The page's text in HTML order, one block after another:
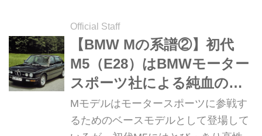
Official Staff
【BMW Mの系譜②】初代
M5（E28）はBMWモーター
スポーツ社による純血のM
モデルだった
Mモデルはモータースポーツに参戦す
るためのベースモデルとして登場して